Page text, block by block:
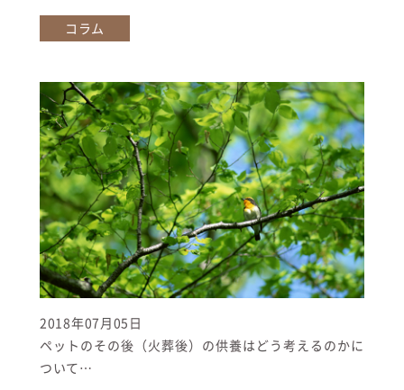
コラム
2018年07月05日
ペットのその後（火葬後）の供養はどう考えるのかに
ついて…